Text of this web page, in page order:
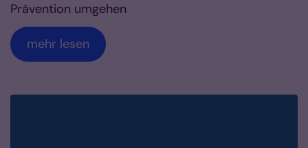
Prävention umgehen
mehr lesen